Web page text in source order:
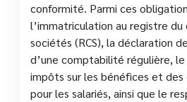
conformité. Parmi ces
l’immatriculation au registre
sociétés (RCS), la déclaration
d’une comptabilité régulière,
impôts sur les bénéfices et
pour les salariés, ainsi que le